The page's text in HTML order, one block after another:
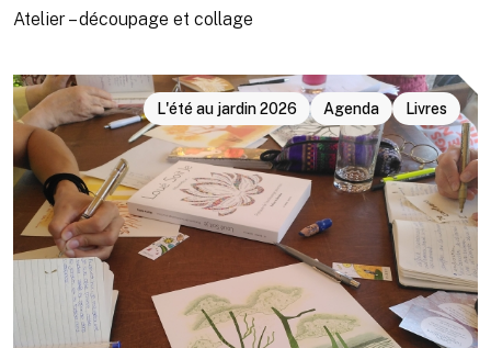
Atelier – découpage et collage
L'été au jardin 2026 Agenda Livres